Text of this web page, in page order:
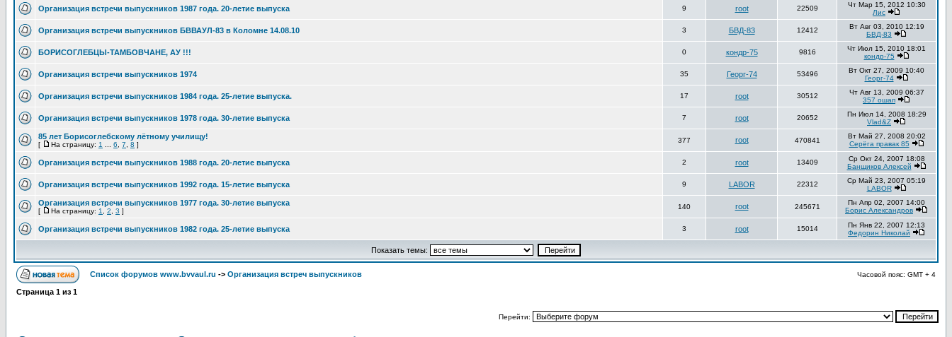
Организация встречи выпускников 1987 года. 20-летие выпуска 9 root 22509
Чт Мар 15, 2012 10:30
Лис
Организация встречи выпускников БВВАУЛ-83 в Коломне 14.08.10 3 БВД-83 12412
Вт Авг 03, 2010 12:19
БВД-83
БОРИСОГЛЕБЦЫ-ТАМБОВЧАНЕ, АУ !!! 0 кондр-75 9816
Чт Июл 15, 2010 18:01
кондр-75
Организация встречи выпускников 1974 35 Георг-74 53496
Вт Окт 27, 2009 10:40
Георг-74
Организация встречи выпускников 1984 года. 25-летие выпуска. 17 root 30512
Чт Авг 13, 2009 06:37
357 ошап
Организация встречи выпускников 1978 года. 30-летие выпуска 7 root 20652
Пн Июл 14, 2008 18:29
Vlad&Z
85 лет Борисоглебскому лётному училищу!
[ На страницу: 1 6 7 8 ]
377 root 470841
Вт Май 27, 2008 20:02
Серёга правак 85
Организация встречи выпускников 1988 года. 20-летие выпуска 2 root 13409
Ср Окт 24, 2007 18:08
Банщиков Алексей
Организация встречи выпускников 1992 года. 15-летие выпуска 9 LABOR 22312
Ср Май 23, 2007 05:19
LABOR
Организация встречи выпускников 1977 года. 30-летие выпуска
[ На страницу: 1 2 3 ]
140 root 245671
Пн Апр 02, 2007 14:00
Борис Александров
Организация встречи выпускников 1982 года. 25-летие выпуска 3 root 15014
Пн Янв 22, 2007 12:13
Федорин Николай
Показать темы:
Список форумов www.bvvaul.ru -> Организация встреч выпускников Часовой пояс: GMT + 4
Страница 1 из 1
Перейти: